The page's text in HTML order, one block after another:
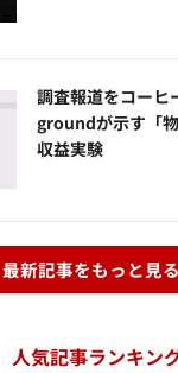
調査報道をコーヒ
groundが示す「
収益実験
最新記事をもっと見る
人気記事ランキン